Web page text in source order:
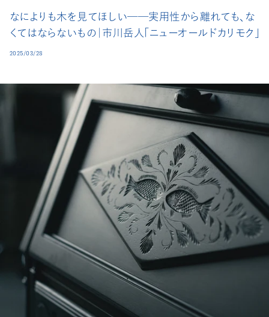
なによりも木を見てほしい──実用性から離れても、な
くてはならないもの｜市川岳人「ニューオールドカリモク」
2025/03/28